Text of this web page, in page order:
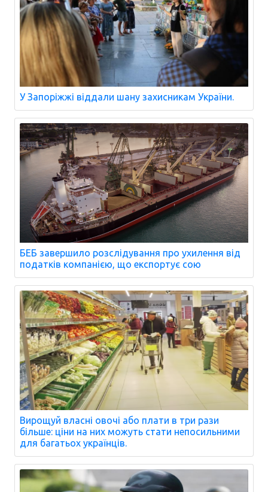
У Запоріжжі віддали шану захисникам України.
БЕБ завершило розслідування про ухилення від
податків компанією, що експортує сою
Вирощуй власні овочі або плати в три рази
більше: ціни на них можуть стати непосильними
для багатьох українців.